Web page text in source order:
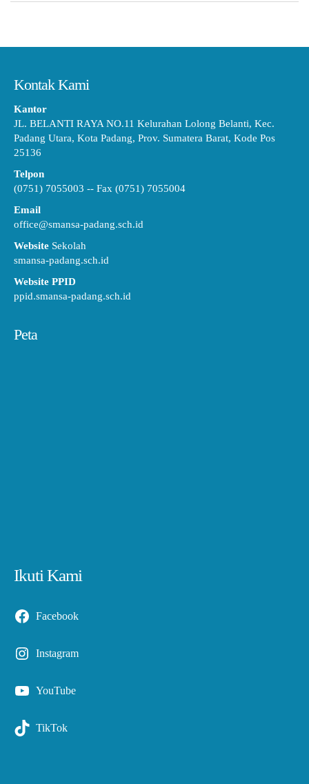
Kontak Kami
Kantor
JL. BELANTI RAYA NO.11 Kelurahan Lolong Belanti, Kec.
Padang Utara, Kota Padang, Prov. Sumatera Barat, Kode Pos
25136
Telpon
(0751) 7055003 -- Fax (0751) 7055004
Email
office@smansa-padang.sch.id
Website Sekolah
smansa-padang.sch.id
Website PPID
ppid.smansa-padang.sch.id
Peta
Ikuti Kami
Facebook
Instagram
YouTube
TikTok